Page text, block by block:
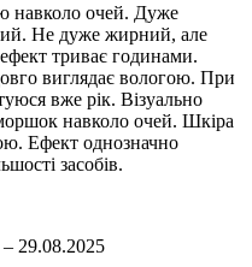
трипептид міді)–
та відновлюють
Розроблено без штучних
сульфатів, продуктів
олії, ефірної олії,
нанесіть легкими рухами на
навколо очей. Дуже
Не дуже жирний, але
триває годинами.
виглядає вологою. При
вже рік. Візуально
навколо очей. Шкіра
Ефект однозначно
засобів.
– 29.08.2025